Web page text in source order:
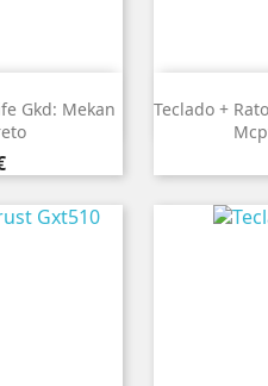
Gkd: Mekan
Teclado + 